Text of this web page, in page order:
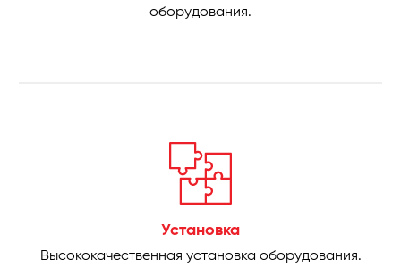
оборудования.
Установка
Высококачественная установка оборудования.